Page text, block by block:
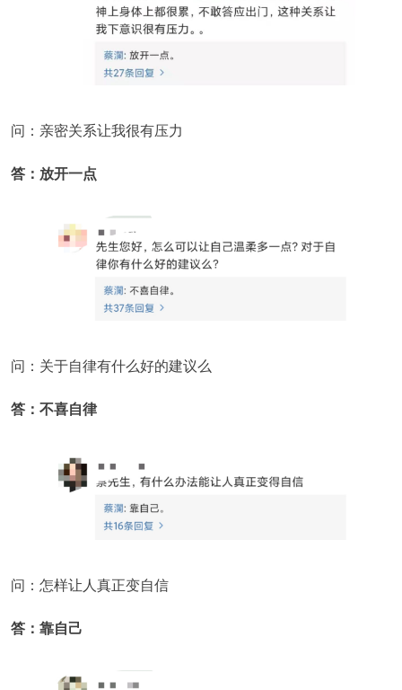
问：亲密关系让我很有压力
答：放开一点
问：关于自律有什么好的建议么
答：不喜自律
问：怎样让人真正变自信
答：靠自己